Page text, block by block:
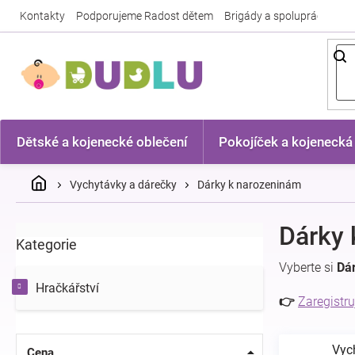
Kontakty Podporujeme Radost dětem Brigády a spolupráce
Dětské a kojenecké oblečení Pokojíček a kojenecká
DomůVychytávky a dárečky Dárky k narozeninám
o
t
r
n
Přeskočit
Kategorie
Hračkářství
Dárky
Vyberte si
👉